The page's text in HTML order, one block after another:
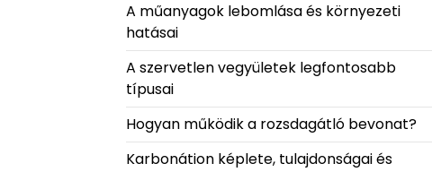
A műanyagok lebomlása és környezeti
hatásai
A szervetlen vegyületek legfontosabb
típusai
Hogyan működik a rozsdagátló bevonat?
Karbonátion képlete, tulajdonságai és